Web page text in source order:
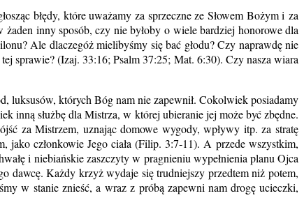
błędy, które uważamy za sprzeczne ze Słowem Bożym i za
inny sposób, czy nie byłoby o wiele bardziej honorowe dla
Ale dlaczegóż mielibyśmy się bać głodu? Czy naprawdę nie
sprawie? (Izaj. 33:16; Psalm 37:25; Mat. 6:30). Czy nasza wiara
luksusów, których Bóg nam nie zapewnił. Cokolwiek posiadamy
inną służbę dla Mistrza, w której ubieranie jej może być zbędne.
za Mistrzem, uznając domowe wygody, wpływy itp. za stratę
członkowie Jego ciała (Filip. 3:7‑11). A przede wszystkim,
i niebiańskie zaszczyty w pragnieniu wypełnienia planu Ojca
dawcę. Każdy krzyż wydaje się trudniejszy przedtem niż potem,
w stanie znieść, a wraz z próbą zapewni nam drogę ucieczki,